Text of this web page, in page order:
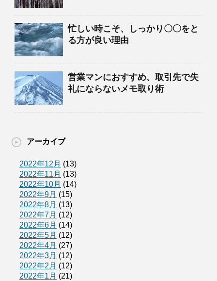
忙しい時こそ、しっかり〇〇をと
る方が良い理由
営業マンにおすすめ、取引先で失
礼にならないメモ取り術
アーカイブ
2022年12月 (13)
2022年11月 (13)
2022年10月 (14)
2022年9月 (15)
2022年8月 (13)
2022年7月 (12)
2022年6月 (14)
2022年5月 (12)
2022年4月 (27)
2022年3月 (12)
2022年2月 (12)
2022年1月 (21)